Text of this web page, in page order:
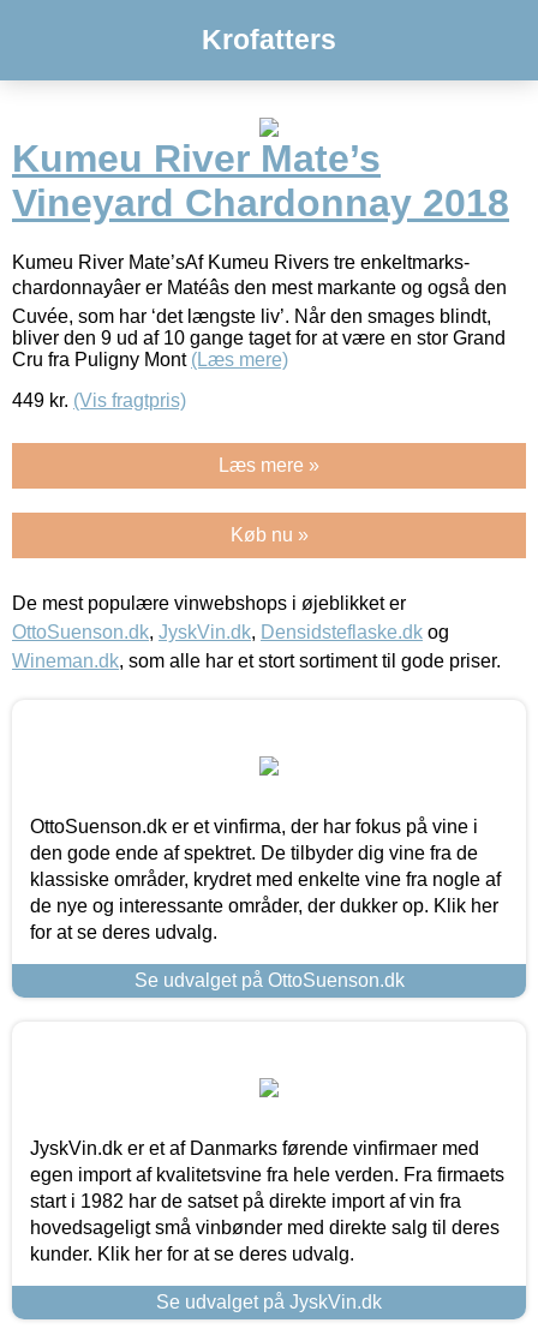
Krofatters
Kumeu River Mate’s
Vineyard Chardonnay 2018
Kumeu River Mate’sAf Kumeu Rivers tre enkeltmarks-
chardonnayâer er Matéâs den mest markante og også den
Cuvée, som har ‘det længste liv’. Når den smages blindt,
bliver den 9 ud af 10 gange taget for at være en stor Grand
Cru fra Puligny Mont (Læs mere)
449 kr. (Vis fragtpris)
Læs mere »
Køb nu »
De mest populære vinwebshops i øjeblikket er
OttoSuenson.dk, JyskVin.dk, Densidsteflaske.dk og
Wineman.dk, som alle har et stort sortiment til gode priser.
OttoSuenson.dk er et vinfirma, der har fokus på vine i
den gode ende af spektret. De tilbyder dig vine fra de
klassiske områder, krydret med enkelte vine fra nogle af
de nye og interessante områder, der dukker op. Klik her
for at se deres udvalg.
Se udvalget på OttoSuenson.dk
JyskVin.dk er et af Danmarks førende vinfirmaer med
egen import af kvalitetsvine fra hele verden. Fra firmaets
start i 1982 har de satset på direkte import af vin fra
hovedsageligt små vinbønder med direkte salg til deres
kunder. Klik her for at se deres udvalg.
Se udvalget på JyskVin.dk